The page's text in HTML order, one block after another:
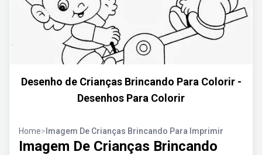
Desenho de Crianças Brincando Para Colorir -
Desenhos Para Colorir
Home> Imagem De Crianças Brincando Para Imprimir
Imagem De Crianças Brincando